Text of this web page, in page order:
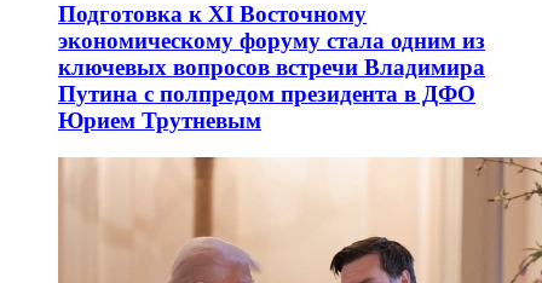
Подготовка к XI Восточному
экономическому форуму стала одним из
ключевых вопросов встречи Владимира
Путина с полпредом президента в ДФО
Юрием Трутневым